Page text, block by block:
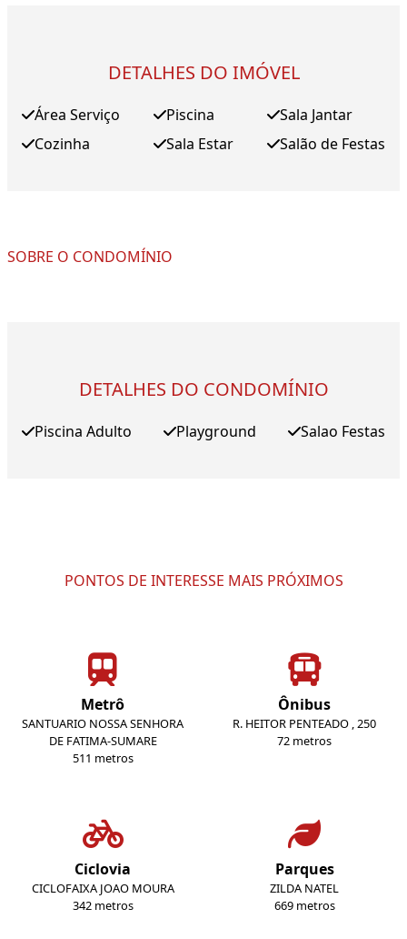
DETALHES DO IMÓVEL
Área Serviço
Cozinha
Piscina
Sala Estar
Sala Jantar
Salão de Festas
SOBRE O CONDOMÍNIO
DETALHES DO CONDOMÍNIO
Piscina Adulto Playground Salao Festas
PONTOS DE INTERESSE MAIS PRÓXIMOS
Metrô
SANTUARIO NOSSA SENHORA
DE FATIMA-SUMARE
511 metros
Ônibus
R. HEITOR PENTEADO , 250
72 metros
Ciclovia
CICLOFAIXA JOAO MOURA
342 metros
Parques
ZILDA NATEL
669 metros